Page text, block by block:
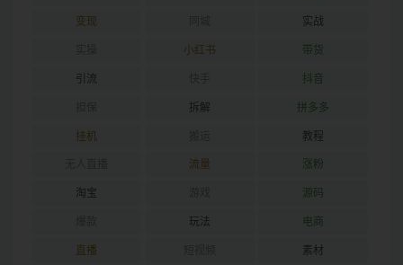
变现 实战
小红书 带货
引流 抖音
拆解 拼多多
挂机 教程
流量 涨粉
淘宝 源码
玩法 电商
直播 素材